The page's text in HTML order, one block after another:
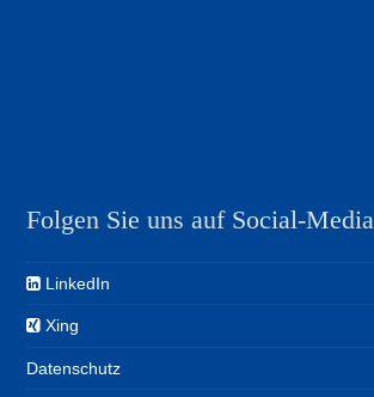
Folgen Sie uns auf Social-Media
LinkedIn
Xing
Datenschutz